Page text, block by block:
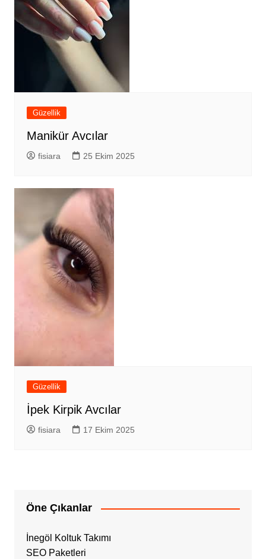
Güzellik
Manikür Avcılar
fisiara 25 Ekim 2025
Güzellik
İpek Kirpik Avcılar
fisiara 17 Ekim 2025
Öne Çıkanlar
İnegöl Koltuk Takımı
SEO Paketleri